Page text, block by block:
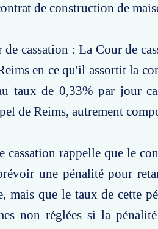
de construction de
cassation : La Cour de
en ce qu'il assortit la
taux de 0,33% par jour
de Reims, autrement
cassation rappelle que le
une pénalité pour
mais que le taux de cette
non réglées si la